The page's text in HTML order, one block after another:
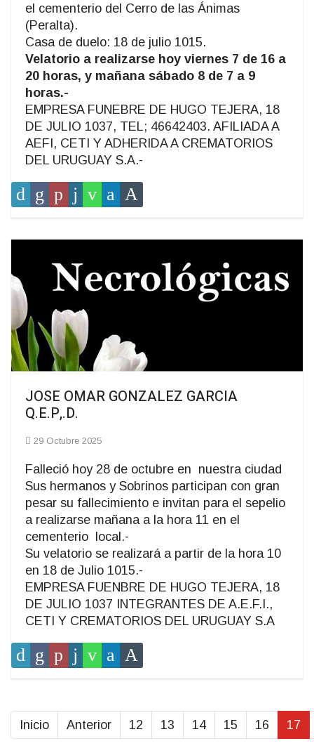
el cementerio del Cerro de las Ánimas
(Peralta).
Casa de duelo: 18 de julio 1015.
Velatorio a realizarse hoy viernes 7 de 16 a
20 horas, y mañana sábado 8 de 7 a 9
horas.-
EMPRESA FUNEBRE DE HUGO TEJERA, 18
DE JULIO 1037, TEL; 46642403. AFILIADA A
AEFI, CETI Y ADHERIDA A CREMATORIOS
DEL URUGUAY S.A.-
JOSE OMAR GONZALEZ GARCIA
Q.E.P,.D.
29 Octubre 2025
Falleció hoy 28 de octubre en nuestra ciudad
Sus hermanos y Sobrinos participan con gran
pesar su fallecimiento e invitan para el sepelio
a realizarse mañana a la hora 11 en el
cementerio local.-
Su velatorio se realizará a partir de la hora 10
en 18 de Julio 1015.-
EMPRESA FUENBRE DE HUGO TEJERA, 18
DE JULIO 1037 INTEGRANTES DE A.E.F.I.,
CETI Y CREMATORIOS DEL URUGUAY S.A
Inicio Anterior 12 13 14 15 16 17